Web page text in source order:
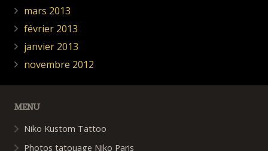
mars 2013
février 2013
janvier 2013
novembre 2012
MENU
Niko Kustom Tattoo
Photos tatouage Niko Paris